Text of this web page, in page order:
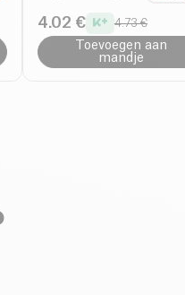
4.02 € 4.73 €
Toevoegen aan
mandje